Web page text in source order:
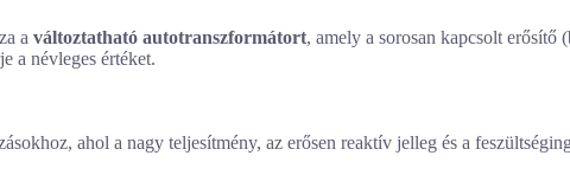
aváltoztatható autotranszformátort, amely a sorosan kapcsolt erősítő
a névleges értéket.
ahol a nagy teljesítmény, az erősen reaktív jelleg és a